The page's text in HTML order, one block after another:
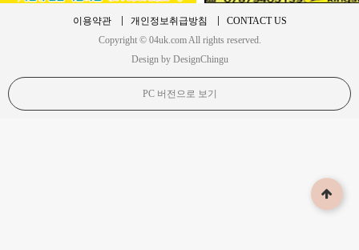
이용약관 개인정보취급방침
CONTACT US
Copyright © 04uk.com All rights reserved.
Design by DesignChingu
PC 버전으로 보기